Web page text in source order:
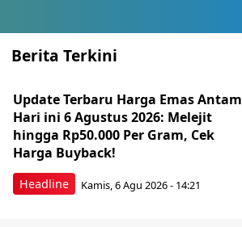
Berita Terkini
Headline
Update Terbaru Harga Emas Antam
Hari ini 6 Agustus 2026: Melejit
hingga Rp50.000 Per Gram, Cek
Harga Buyback!
Kamis, 6 Agu 2026 - 14:21